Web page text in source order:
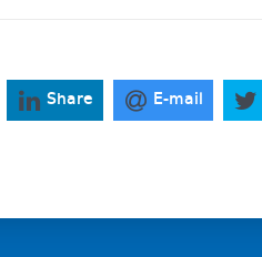
Share E-mail